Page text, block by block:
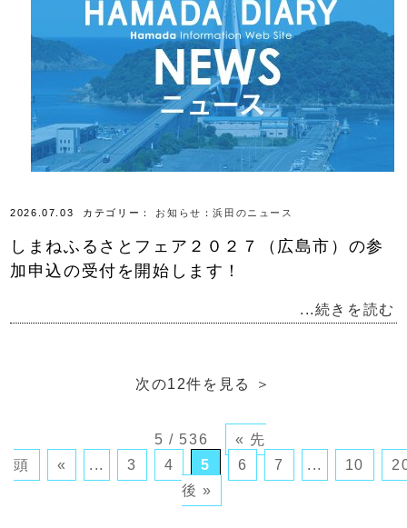
2026.07.03 カテゴリー： お知らせ ：浜田のニュース
しまねふるさとフェア２０２７（広島市）の参
加申込の受付を開始します！
...続きを読む
次の12件を見る ＞
5 / 536
« 先
頭
« ... 3 4 5 6 7 ... 10
後 »